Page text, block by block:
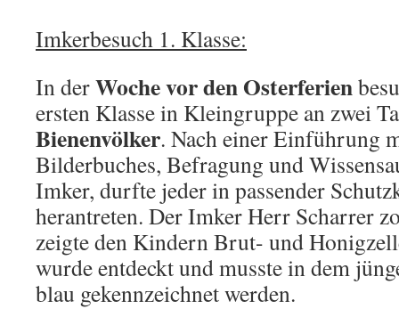
Imkerbesuch 1. Klasse:
In derWoche vor den Osterferien
ersten Klasse in Kleingruppe an zwei
Bienenvölker. Nach einer Einführung
Bilderbuches, Befragung und
Imker, durfte jeder in passender
herantreten. Der Imker Herr Scharrer
zeigte den Kindern Brut- und
wurde entdeckt und musste in dem
blau gekennzeichnet werden.